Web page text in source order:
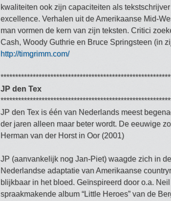
kwaliteiten ook zijn capaciteiten als
excellence. Verhalen uit de Amerikaanse Mid-
man vormen de kern van zijn teksten. Critici
Cash, Woody Guthrie en Bruce Springsteen (in
http://timgrimm.com/
JP den Tex
JP den Tex is één van Nederlands meest
der jaren alleen maar beter wordt. De eeuwige
Herman van der Horst in Oor (2001)
JP (aanvankelijk nog Jan-Piet) waagde zich in
Nederlandse adaptatie van Amerikaanse
blijkbaar in het bloed. Geïnspireerd door o.a.
spraakmakende album “Little Heroes” van de